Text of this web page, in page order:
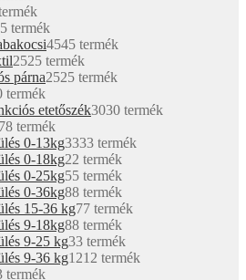
termék
4545 termék
2525 termék
párna2525 termék
termék
etetőszék3030 termék
78 termék
0-13kg3333 termék
0-18kg22 termék
0-25kg55 termék
0-36kg88 termék
15-36 kg77 termék
9-18kg88 termék
9-25 kg33 termék
9-36 kg1212 termék
termék